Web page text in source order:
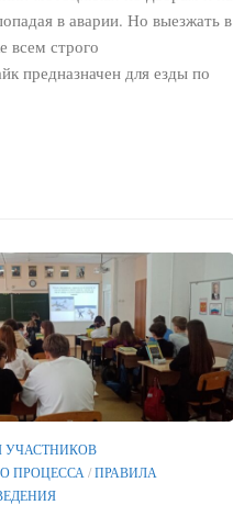
в аварии. Но выезжать в
всем строго
предназначен для езды по
ПРОЦЕССА /ПРАВИЛА